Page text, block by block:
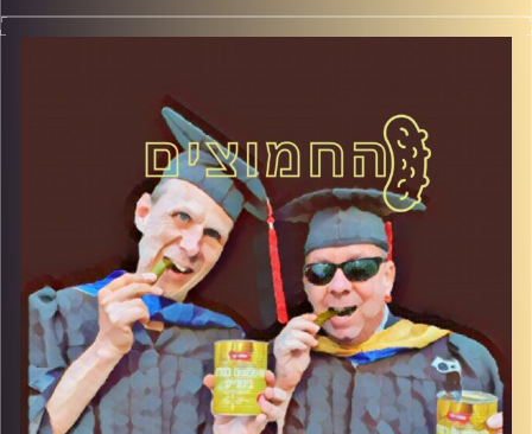
החמוצים – בפעם השלישית.
עם פרופסור בועז בן-דוד ופרופסור גלעד
הירשברגר
והפעם: עיר מדינה
קרדיט תמונות:AudioVersity